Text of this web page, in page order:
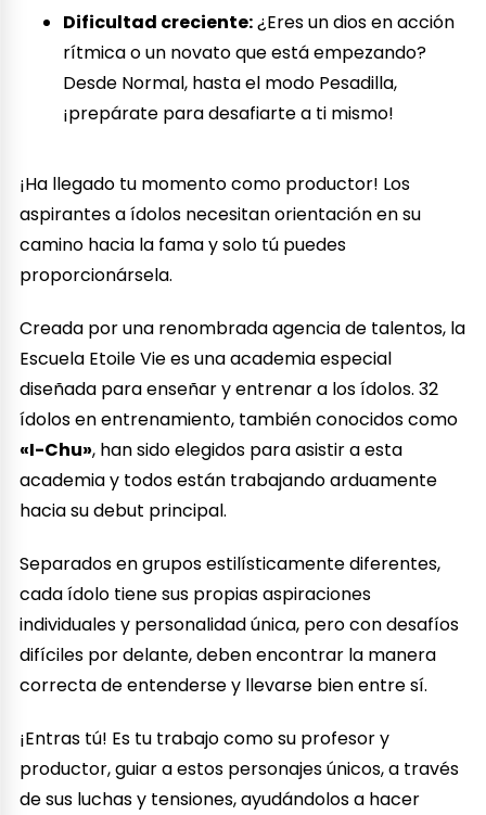
Dificultad creciente:¿Eres un dios en acción
rítmica o un novato que está empezando?
Desde Normal, hasta el modo Pesadilla,
¡prepárate para desafiarte a ti mismo!
¡Ha llegado tu momento como productor! Los
aspirantes a ídolos necesitan orientación en su
camino hacia la fama y solo tú puedes
proporcionársela.
Creada por una renombrada agencia de talentos, la
Escuela Etoile Vie es una academia especial
diseñada para enseñar y entrenar a los ídolos. 32
ídolos en entrenamiento, también conocidos como
«I-Chu», han sido elegidos para asistir a esta
academia y todos están trabajando arduamente
hacia su debut principal.
Separados en grupos estilísticamente diferentes,
cada ídolo tiene sus propias aspiraciones
individuales y personalidad única, pero con desafíos
difíciles por delante, deben encontrar la manera
correcta de entenderse y llevarse bien entre sí.
¡Entras tú! Es tu trabajo como su profesor y
productor, guiar a estos personajes únicos, a través
de sus luchas y tensiones, ayudándolos a hacer